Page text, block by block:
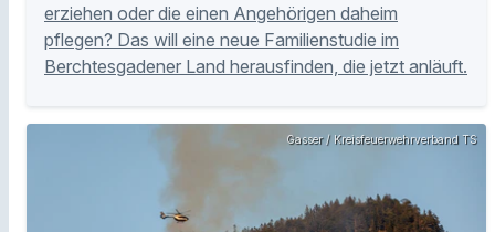
erziehen oder die einen Angehörigen daheim
pflegen? Das will eine neue Familienstudie im
Berchtesgadener Land herausfinden, die jetzt anläuft.
Gasser / Kreisfeuerwehrverband TS